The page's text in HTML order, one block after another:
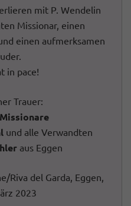
mit P. Wendelin
Missionar, einen
einen aufmerksamen
in pace!
Trauer:
und alle Verwandten
aus Eggen
Riva del Garda, Eggen,
2023